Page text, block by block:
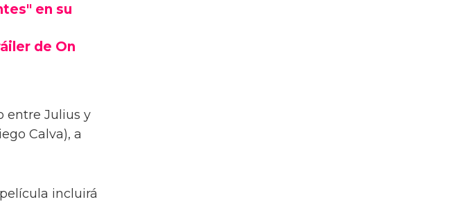
en su
de On
entre Julius y
Calva), a
incluirá